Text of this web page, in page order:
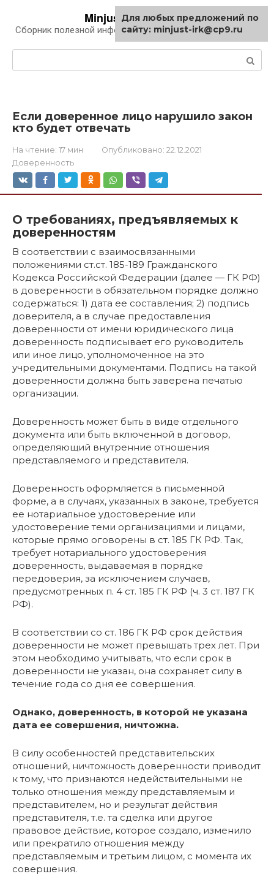
контенту
Minjust-irk.ru
Сборник полезной информации про автомобили
Если доверенное лицо нарушило закон
кто будет отвечать
На чтение: 17 мин Опубликовано: 22.12.2021
Доверенность
О требованиях, предъявляемых к
доверенностям
В соответствии с взаимосвязанными
положениями ст.ст. 185-189 Гражданского
Кодекса Российской Федерации (далее — ГК РФ)
в доверенности в обязательном порядке должно
содержаться: 1) дата ее составления; 2) подпись
доверителя, а в случае предоставления
доверенности от имени юридического лица
доверенность подписывает его руководитель
или иное лицо, уполномоченное на это
учредительными документами. Подпись на такой
доверенности должна быть заверена печатью
организации.
Доверенность может быть в виде отдельного
документа или быть включенной в договор,
определяющий внутренние отношения
представляемого и представителя.
Доверенность оформляется в письменной
форме, а в случаях, указанных в законе, требуется
ее нотариальное удостоверение или
удостоверение теми организациями и лицами,
которые прямо оговорены в ст. 185 ГК РФ. Так,
требует нотариального удостоверения
доверенность, выдаваемая в порядке
передоверия, за исключением случаев,
предусмотренных п. 4 ст. 185 ГК РФ (ч. 3 ст. 187 ГК
РФ).
В соответствии со ст. 186 ГК РФ срок действия
доверенности не может превышать трех лет. При
этом необходимо учитывать, что если срок в
доверенности не указан, она сохраняет силу в
течение года со дня ее совершения.
Однако, доверенность, в которой не указана
дата ее совершения, ничтожна.
В силу особенностей представительских
отношений, ничтожность доверенности приводит
к тому, что признаются недействительными не
только отношения между представляемым и
представителем, но и результат действия
представителя, т.е. та сделка или другое
правовое действие, которое создало, изменило
или прекратило отношения между
представляемым и третьим лицом, с момента их
совершения.
Для любых предложений по
сайту: minjust-irk@cp9.ru